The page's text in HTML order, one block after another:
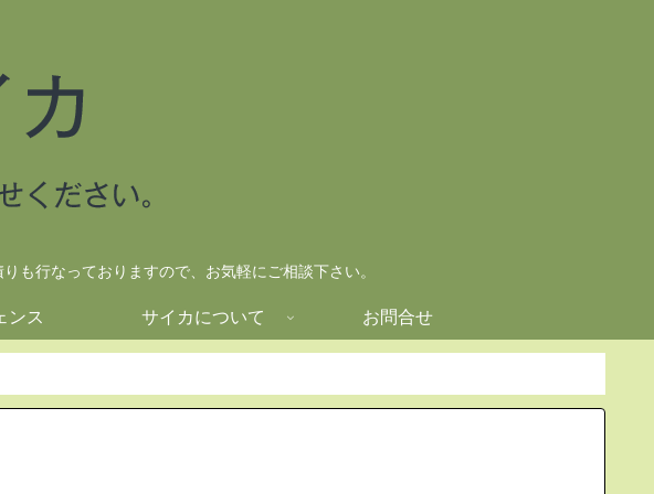
も行なっておりますので、お気軽にご相談下さい。
ンス サイカについて お問合せ